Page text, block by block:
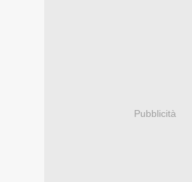
Pubblicità